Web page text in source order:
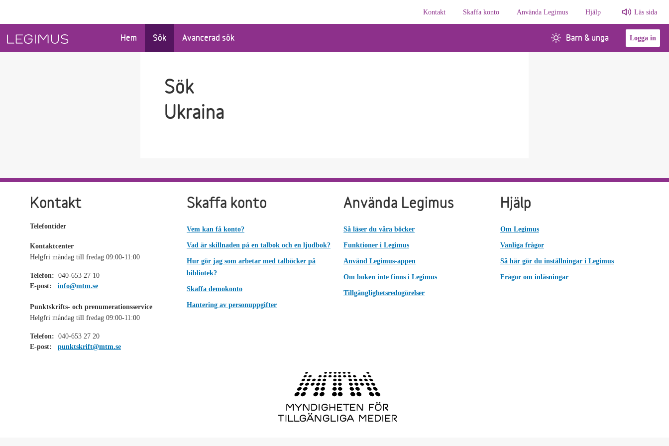
Kontakt
Skaffa konto Använda Legimus Hjälp Läs sida
Hem Sök Avancerad sök Barn & unga Logga in
Sök
Ukraina
Kontakt
Telefontider
Kontaktcenter
Helgfri måndag till fredag 09:00-11:00
Telefon: 040-653 27 10
E-post:
info@mtm.se
Punktskrifts- och prenumerationsservice
Helgfri måndag till fredag 09:00-11:00
Telefon: 040-653 27 20
E-post:
punktskrift@mtm.se
Skaffa konto
Vem kan få konto?
Vad är skillnaden på en talbok och en ljudbok?
Hur gör jag som arbetar med talböcker på
bibliotek?
Skaffa demokonto
Hantering av personuppgifter
Använda Legimus
Så läser du våra böcker
Funktioner i Legimus
Använd Legimus-appen
Om boken inte finns i Legimus
Tillgänglighetsredogörelser
Hjälp
Om Legimus
Vanliga frågor
Så här gör du inställningar i Legimus
Frågor om inläsningar